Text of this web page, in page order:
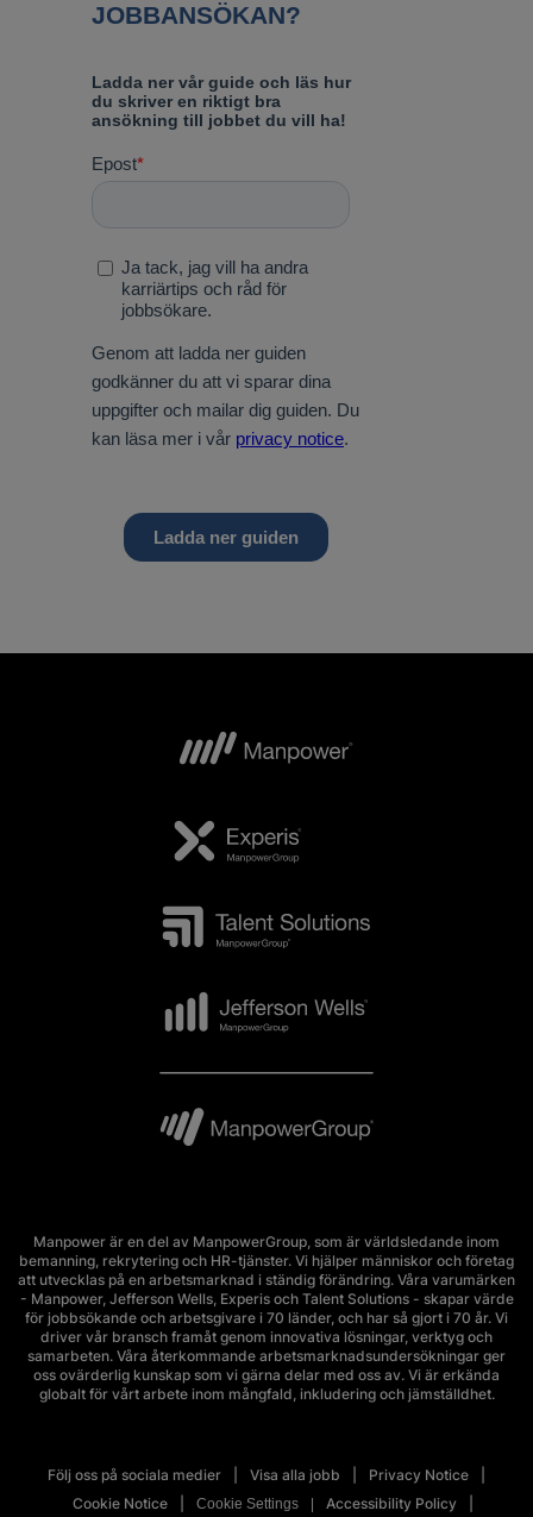
Manpower är en del av ManpowerGroup, som är världsledande inom
bemanning, rekrytering och HR-tjänster. Vi hjälper människor och företag
att utvecklas på en arbetsmarknad i ständig förändring. Våra varumärken
- Manpower, Jefferson Wells, Experis och Talent Solutions - skapar värde
för jobbsökande och arbetsgivare i 70 länder, och har så gjort i 70 år. Vi
driver vår bransch framåt genom innovativa lösningar, verktyg och
samarbeten. Våra återkommande arbetsmarknadsundersökningar ger
oss ovärderlig kunskap som vi gärna delar med oss av. Vi är erkända
globalt för vårt arbete inom mångfald, inkludering och jämställdhet.
Följ oss på sociala medier Visa alla jobb
Privacy Notice
Cookie Notice
Cookie Settings Accessibility Policy